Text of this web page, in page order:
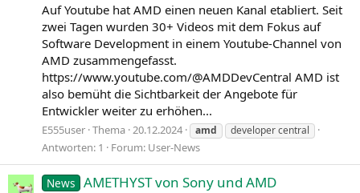
Auf Youtube hat AMD einen neuen Kanal etabliert. Seit
zwei Tagen wurden 30+ Videos mit dem Fokus auf
Software Development in einem Youtube-Channel von
AMD zusammengefasst.
https://www.youtube.com/@AMDDevCentral AMD ist
also bemüht die Sichtbarkeit der Angebote für
Entwickler weiter zu erhöhen...
E555user Thema 20.12.2024 amd developer central
Antworten: 1 Forum: User-News
News AMETHYST von Sony und AMD